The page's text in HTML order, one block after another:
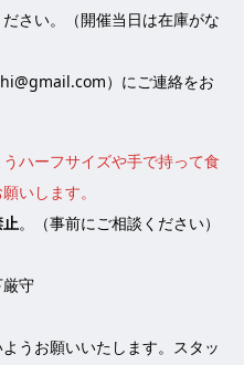
さい。（開催当日は在庫がな
）にご連絡をお
ハーフサイズや手で持って食
いします。
。（事前にご相談ください）
守
うお願いいたします。スタッ